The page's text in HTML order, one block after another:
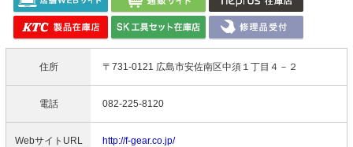
住所 〒731-0121 広島市安佐南区中須１丁目４－２
電話 082-225-8120
WebサイトURL http://f-gear.co.jp/